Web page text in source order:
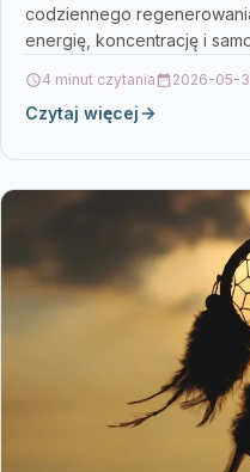
codziennego
energię, koncentrację i
4 minut czytania 2026-05-
Czytaj więcej